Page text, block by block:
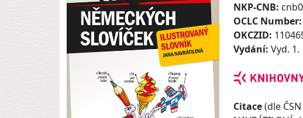
NKP-CNB:
OCLC Number:
OKCZID:
Vydání: Vyd. 1.
Citace(dle